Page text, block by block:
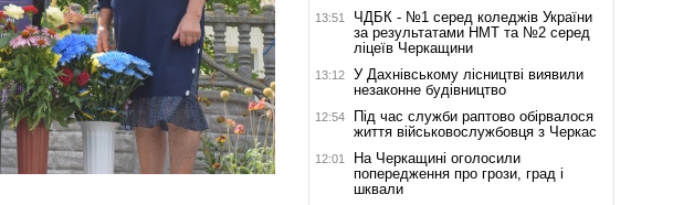
13:51
ЧДБК - №1 серед коледжів України
за результатами НМТ та №2 серед
ліцеїв Черкащини
13:12
У Дахнівському лісництві виявили
незаконне будівництво
12:54
Під час служби раптово обірвалося
життя військовослужбовця з Черкас
12:01
На Черкащині оголосили
попередження про грози, град і
шквали